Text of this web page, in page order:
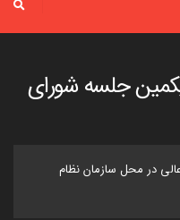
جلسه شورای
در محل سازمان نظام